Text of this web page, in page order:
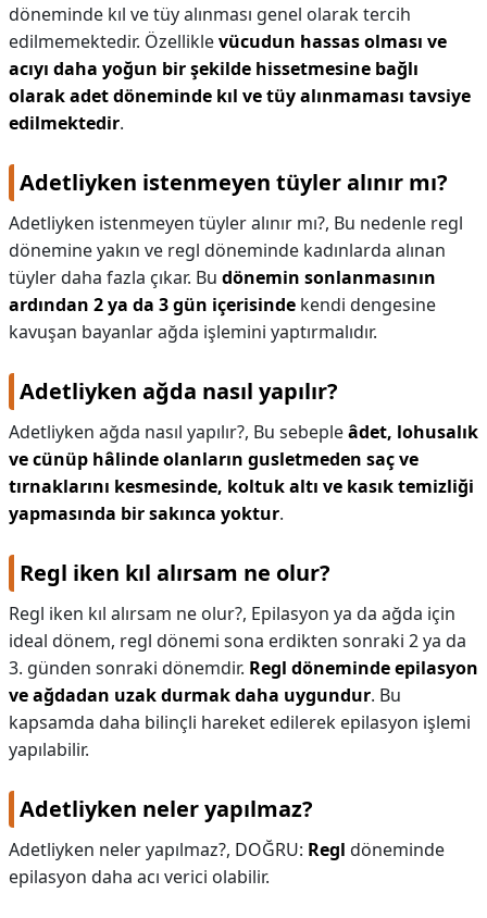
döneminde kıl ve tüy alınması genel olarak tercih
edilmemektedir. Özelliklevücudun hassas olması ve
acıyı daha yoğun bir şekilde hissetmesine bağlı
olarak adet döneminde kıl ve tüy alınmaması tavsiye
edilmektedir.
Adetliyken istenmeyen tüyler alınır mı?
Adetliyken istenmeyen tüyler alınır mı?, Bu nedenle regl
dönemine yakın ve regl döneminde kadınlarda alınan
tüyler daha fazla çıkar. Bu dönemin sonlanmasının
ardından 2 ya da 3 gün içerisinde kendi dengesine
kavuşan bayanlar ağda işlemini yaptırmalıdır.
Adetliyken ağda nasıl yapılır?
Adetliyken ağda nasıl yapılır?, Bu sebepleâdet, lohusalık
ve cünüp hâlinde olanların gusletmeden saç ve
tırnaklarını kesmesinde, koltuk altı ve kasık temizliği
yapmasında bir sakınca yoktur.
Regl iken kıl alırsam ne olur?
Regl iken kıl alırsam ne olur?, Epilasyon ya da ağda için
ideal dönem, regl dönemi sona erdikten sonraki 2 ya da
3. günden sonraki dönemdir. Regl döneminde epilasyon
ve ağdadan uzak durmak daha uygundur. Bu
kapsamda daha bilinçli hareket edilerek epilasyon işlemi
yapılabilir.
Adetliyken neler yapılmaz?
Adetliyken neler yapılmaz?, DOĞRU: Regl döneminde
epilasyon daha acı verici olabilir.